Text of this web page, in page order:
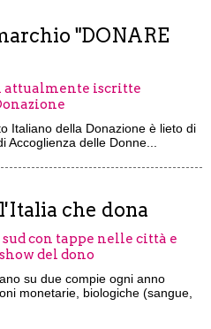
"DONARE
attualmente iscritte
Italiano della Donazione è lieto di
delle Donne...
che dona
sud con tappe nelle città e
del dono
su due compie ogni anno
monetarie, biologiche (sangue,